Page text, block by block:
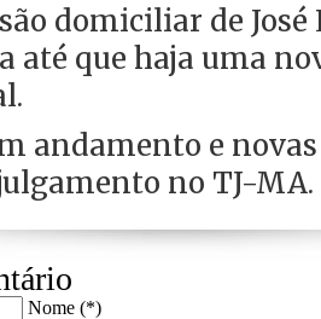
domiciliar de
até que haja uma
andamento e
no TJ-MA.
Nome (*)